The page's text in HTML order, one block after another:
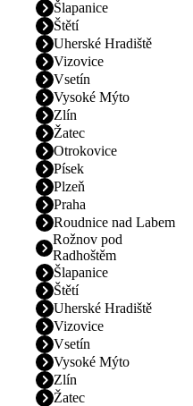
Šlapanice
Štětí
Uherské Hradiště
Vizovice
Vsetín
Vysoké Mýto
Zlín
Žatec
Otrokovice
Písek
Plzeň
Praha
Roudnice nad Labem
Rožnov pod
Radhoštěm
Šlapanice
Štětí
Uherské Hradiště
Vizovice
Vsetín
Vysoké Mýto
Zlín
Žatec